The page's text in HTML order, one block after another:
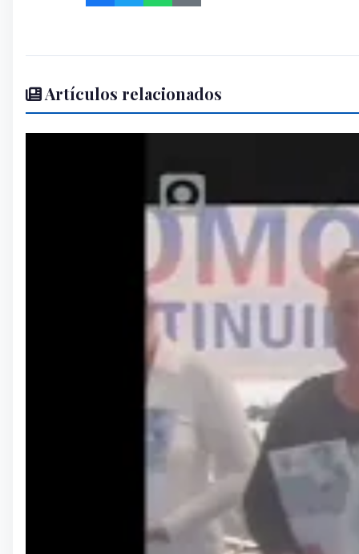
Artículos relacionados